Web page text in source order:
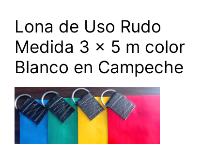
Lona de Uso Rudo
Medida 3 x 5 m color
Blanco en Campeche